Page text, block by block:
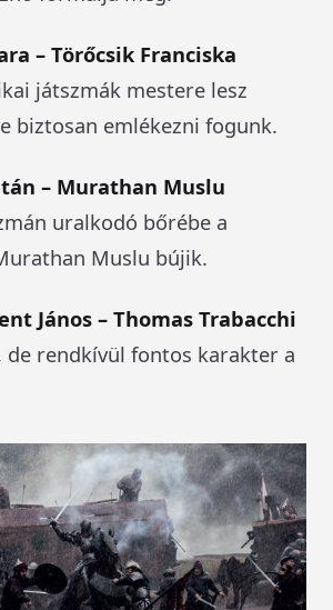
– Törőcsik Franciska
játszmák mestere lesz
biztosan emlékezni fogunk.
– Murathan Muslu
uralkodó bőrébe a
Muslu bújik.
János – Thomas Trabacchi
de rendkívül fontos karakter a